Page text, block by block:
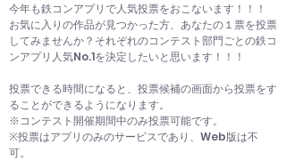
今年も鉄コンアプリで人気投票をおこないます！！！
お気に入りの作品が見つかった方、あなたの１票を投票
してみませんか？それぞれのコンテスト部門ごとの鉄コ
ンアプリ人気No.1を決定したいと思います！！！
投票できる時間になると、投票候補の画面から投票をす
ることができるようになります。
※コンテスト開催期間中のみ投票可能です。
※投票はアプリのみのサービスであり、Web版は不
可。